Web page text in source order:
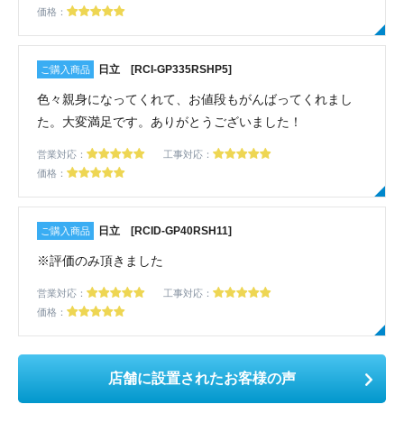
価格：
日立 [RCI-GP335RSHP5]
色々親身になってくれて、お値段もがんばってくれまし
た。大変満足です。ありがとうございました！
営業対応：
工事対応：
価格：
日立 [RCID-GP40RSH11]
※評価のみ頂きました
営業対応：
工事対応：
価格：
店舗に設置されたお客様の声